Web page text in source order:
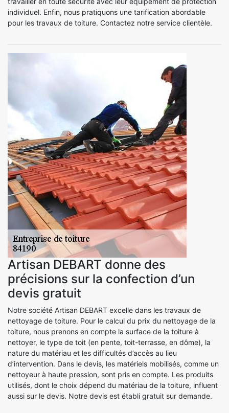
individuel. Enfin, nous pratiquons une tarification abordable
pour les travaux de toiture. Contactez notre service clientèle.
Artisan DEBART donne des
précisions sur la confection d’un
devis gratuit
Notre société Artisan DEBART excelle dans les travaux de
nettoyage de toiture. Pour le calcul du prix du nettoyage de la
toiture, nous prenons en compte la surface de la toiture à
nettoyer, le type de toit (en pente, toit-terrasse, en dôme), la
nature du matériau et les difficultés d’accès au lieu
d’intervention. Dans le devis, les matériels mobilisés, comme un
nettoyeur à haute pression, sont pris en compte. Les produits
utilisés, dont le choix dépend du matériau de la toiture, influent
aussi sur le devis. Notre devis est établi gratuit sur demande.